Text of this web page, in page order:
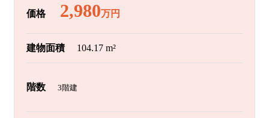
価格 2,980万円
建物面積 104.17 m²
階数 3階建